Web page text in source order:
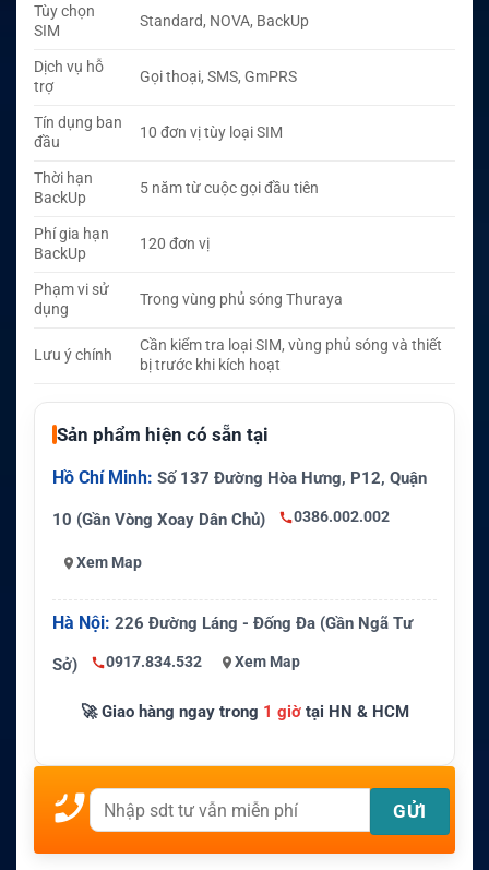
Tùy chọn
SIM
Standard, NOVA, BackUp
Dịch vụ hỗ
trợ
Gọi thoại, SMS, GmPRS
Tín dụng ban
đầu
10 đơn vị tùy loại SIM
Thời hạn
BackUp
5 năm từ cuộc gọi đầu tiên
Phí gia hạn
BackUp
120 đơn vị
Phạm vi sử
dụng
Trong vùng phủ sóng Thuraya
Lưu ý chính
Cần kiểm tra loại SIM, vùng phủ sóng và thiết
bị trước khi kích hoạt
Sản phẩm hiện có sẵn tại
Hồ Chí Minh: Số 137 Đường Hòa Hưng, P12, Quận
10 (Gần Vòng Xoay Dân Chủ) 0386.002.002
Xem Map
Hà Nội: 226 Đường Láng - Đống Đa (Gần Ngã Tư
Sở) 0917.834.532 Xem Map
🚀 Giao hàng ngay trong 1 giờtại HN & HCM